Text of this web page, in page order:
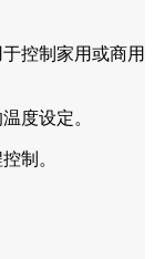
控制家用或商用
度设定。
制。